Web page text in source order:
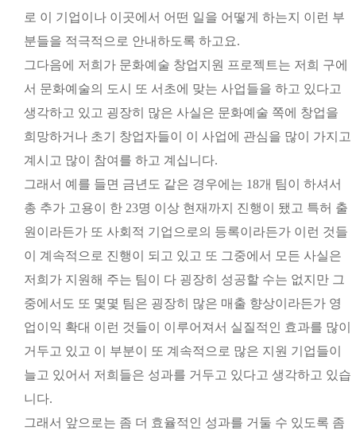
로 이 기업이나 이곳에서 어떤 일을 어떻게 하는지 이런 부
분들을 적극적으로 안내하도록 하고요.
그다음에 저희가 문화예술 창업지원 프로젝트는 저희 구에
서 문화예술의 도시 또 서초에 맞는 사업들을 하고 있다고
생각하고 있고 굉장히 많은 사실은 문화예술 쪽에 창업을
희망하거나 초기 창업자들이 이 사업에 관심을 많이 가지고
계시고 많이 참여를 하고 계십니다.
그래서 예를 들면 금년도 같은 경우에는 18개 팀이 하셔서
총 추가 고용이 한 23명 이상 현재까지 진행이 됐고 특허 출
원이라든가 또 사회적 기업으로의 등록이라든가 이런 것들
이 계속적으로 진행이 되고 있고 또 그중에서 모든 사실은
저희가 지원해 주는 팀이 다 굉장히 성공할 수는 없지만 그
중에서도 또 몇몇 팀은 굉장히 많은 매출 향상이라든가 영
업이익 확대 이런 것들이 이루어져서 실질적인 효과를 많이
거두고 있고 이 부분이 또 계속적으로 많은 지원 기업들이
늘고 있어서 저희들은 성과를 거두고 있다고 생각하고 있습
니다.
그래서 앞으로는 좀 더 효율적인 성과를 거둘 수 있도록 좀